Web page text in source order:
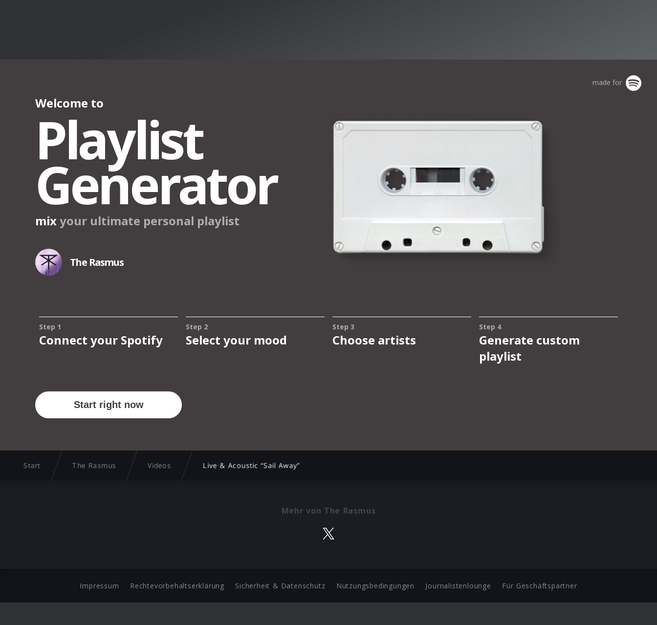
Start The Rasmus Videos Live & Acoustic “Sail Away”
Mehr von The Rasmus
Impressum Rechtevorbehaltserklärung Sicherheit & Datenschutz Nutzungsbedingungen Journalistenlounge Für Geschäftspartner